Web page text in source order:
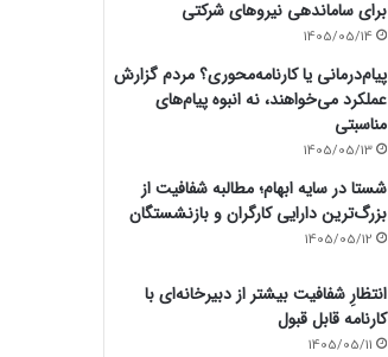
برای ساماندهی نیروهای شرکتی
1405/05/14
پیام‌درمانی یا کارنامه‌محوری؟ مردم گزارش
عملکرد می‌خواهند، نه انبوه پیام‌های
مناسبتی
1405/05/13
شستا در سایه ابهام؛ مطالبه شفافیت از
بزرگ‌ترین دارایی کارگران و بازنشستگان
1405/05/12
انتظارِ شفافیت بیشتر از دبیرخانه‌ای با
کارنامه قابل قبول
1405/05/11